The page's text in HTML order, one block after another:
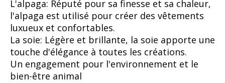
L'alpaga: Réputé pour sa finesse et sa chaleur,
l'alpaga est utilisé pour créer des vêtements
luxueux et confortables.
La soie: Légère et brillante, la soie apporte une
touche d'élégance à toutes les créations.
Un engagement pour l'environnement et le
bien-être animal